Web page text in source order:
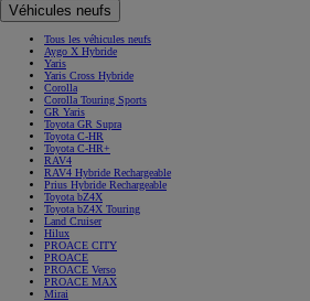
Véhicules neufs
Tous les véhicules neufs
Aygo X Hybride
Yaris
Yaris Cross Hybride
Corolla
Corolla Touring Sports
GR Yaris
Toyota GR Supra
Toyota C-HR
Toyota C-HR+
RAV4
RAV4 Hybride Rechargeable
Prius Hybride Rechargeable
Toyota bZ4X
Toyota bZ4X Touring
Land Cruiser
Hilux
PROACE CITY
PROACE
PROACE Verso
PROACE MAX
Mirai